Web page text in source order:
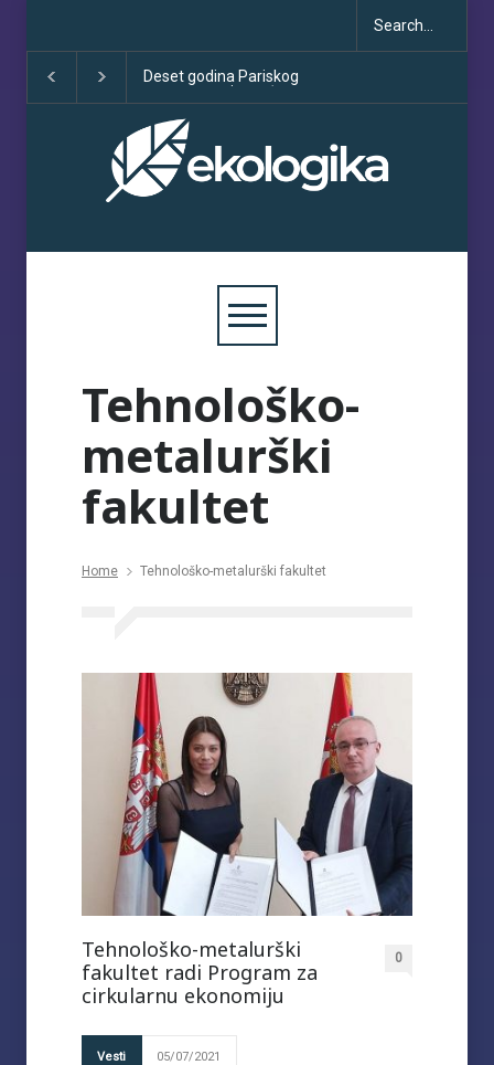
Deset godina Pariskog
sporazuma: između
obećanja i učinka
Tehnološko-
metalurški
fakultet
Home Tehnološko-metalurški fakultet
Tehnološko-metalurški
fakultet radi Program za
cirkularnu ekonomiju
0
Vesti 05/07/2021